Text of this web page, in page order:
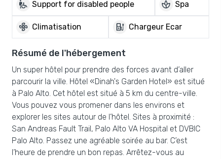
wheelchair_pickup Support for disabled people spa Spa
mode_fan Climatisation ev_charger Chargeur Ecar
Résumé de l'hébergement
Un super hôtel pour prendre des forces avant d’aller
parcourir la ville. Hôtel «Dinah's Garden Hotel» est situé
à Palo Alto. Cet hôtel est situé à 5 km du centre-ville.
Vous pouvez vous promener dans les environs et
explorer les sites autour de l’hôtel. Sites à proximité :
San Andreas Fault Trail, Palo Alto VA Hospital et DVBIC
Palo Alto. Passez une agréable soirée au bar. C’est
l’heure de prendre un bon repas. Arrêtez-vous au